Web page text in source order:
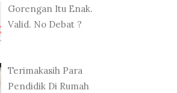
Gorengan Itu Enak.
Valid. No Debat ?
Terimakasih Para
Pendidik Di Rumah